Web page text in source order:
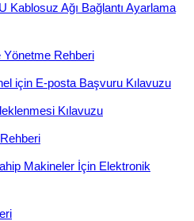
Kablosuz Ağı Bağlantı Ayarlama
Yönetme Rehberi
için E-posta Başvuru Kılavuzu
Kılavuzu
Makineler İçin Elektronik